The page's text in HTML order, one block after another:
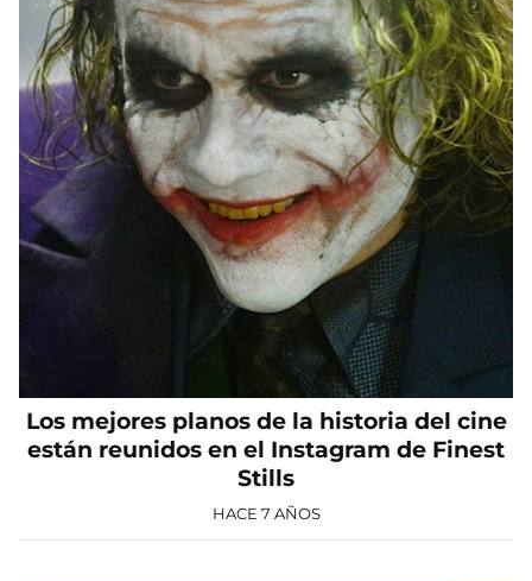
Los mejores planos de la historia del cine
están reunidos en el Instagram de Finest
Stills
HACE 7 AÑOS